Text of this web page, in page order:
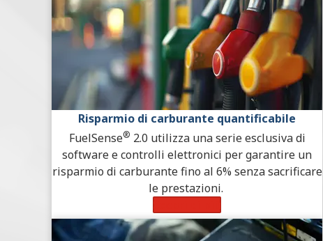
Risparmio di carburante quantificabile
FuelSense® 2.0 utilizza una serie esclusiva di
software e controlli elettronici per garantire un
risparmio di carburante fino al 6% senza sacrificare
le prestazioni.